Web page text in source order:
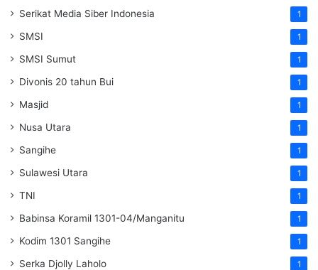
Serikat Media Siber Indonesia 1
SMSI 1
SMSI Sumut 1
Divonis 20 tahun Bui 1
Masjid 1
Nusa Utara 1
Sangihe 1
Sulawesi Utara 1
TNI 1
Babinsa Koramil 1301-04/Manganitu 1
Kodim 1301 Sangihe 1
Serka Djolly Laholo 1